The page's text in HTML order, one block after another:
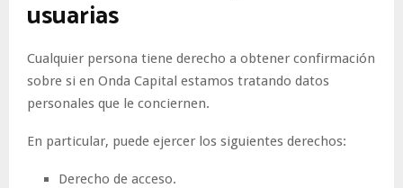
usuarias
Cualquier persona tiene derecho a obtener confirmación
sobre si en Onda Capital estamos tratando datos
personales que le conciernen.
En particular, puede ejercer los siguientes derechos:
Derecho de acceso.